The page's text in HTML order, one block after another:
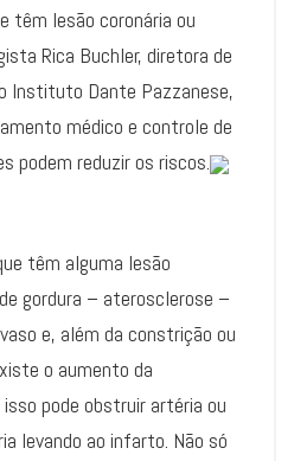
têm lesão coronária ou
Rica Buchler, diretora de
Instituto Dante Pazzanese,
médico e controle de
podem reduzir os riscos.
têm alguma lesão
gordura – aterosclerose –
e, além da constrição ou
o aumento da
pode obstruir artéria ou
levando ao infarto. Não só